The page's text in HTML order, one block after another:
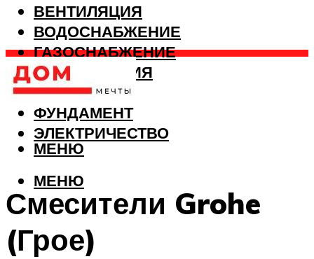
ВЕНТИЛЯЦИЯ
ВОДОСНАБЖЕНИЕ
ГАЗОСНАБЖЕНИЕ
КАНАЛИЗАЦИЯ
ОТОПЛЕНИЕ
ФУНДАМЕНТ
ЭЛЕКТРИЧЕСТВО
МЕНЮ
МЕНЮ
Смесители Grohe
(Грое)